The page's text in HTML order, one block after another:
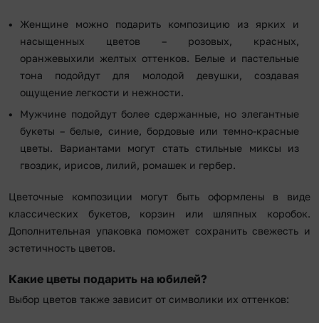
Женщине можно подарить композицию из ярких и
насыщенных цветов – розовых, красных,
оранжевыхили желтых оттенков. Белые и пастельные
тона подойдут для молодой девушки, создавая
ощущение легкости и нежности.
Мужчине подойдут более сдержанные, но элегантные
букеты – белые, синие, бордовые или темно-красные
цветы. Вариантами могут стать стильные миксы из
гвоздик, ирисов, лилий, ромашек и гербер.
Цветочные композиции могут быть оформлены в виде
классических букетов, корзин или шляпных коробок.
Дополнительная упаковка поможет сохранить свежесть и
эстетичность цветов.
Какие цветы подарить на юбилей?
Выбор цветов также зависит от символики их оттенков: